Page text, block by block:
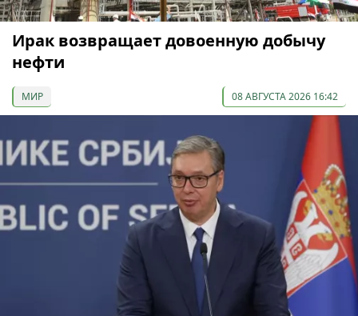
Ирак возвращает довоенную добычу
нефти
МИР 08 АВГУСТА 2026 16:42